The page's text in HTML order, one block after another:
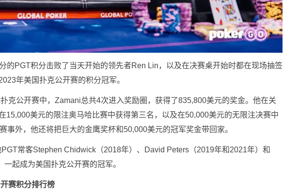
的PGT积分击败了当天开始的领先者Ren Lin，以及在决赛桌开始时都在现场抽签
年美国扑克公开赛的积分冠军。
克公开赛中，Zamani总共4次进入奖励圈，获得了835,800美元的奖金。他在关
15,000美元的限注奥马哈比赛中获得第三名，以及在50,000美元的无限注决赛中
事外，他还将把巨大的金鹰奖杯和50,000美元的冠军奖金带回家。
常客Stephen Chidwick（2018年）、David Peters（2019年和2021年）和
起成为美国扑克公开赛的冠军。
赛积分排行榜